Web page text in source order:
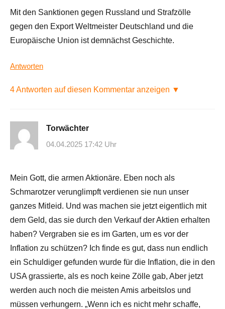
Mit den Sanktionen gegen Russland und Strafzölle
gegen den Export Weltmeister Deutschland und die
Europäische Union ist demnächst Geschichte.
Antworten
4 Antworten auf diesen Kommentar anzeigen ▼
Torwächter
04.04.2025 17:42 Uhr
Mein Gott, die armen Aktionäre. Eben noch als
Schmarotzer verunglimpft verdienen sie nun unser
ganzes Mitleid. Und was machen sie jetzt eigentlich mit
dem Geld, das sie durch den Verkauf der Aktien erhalten
haben? Vergraben sie es im Garten, um es vor der
Inflation zu schützen? Ich finde es gut, dass nun endlich
ein Schuldiger gefunden wurde für die Inflation, die in den
USA grassierte, als es noch keine Zölle gab, Aber jetzt
werden auch noch die meisten Amis arbeitslos und
müssen verhungern. „Wenn ich es nicht mehr schaffe,